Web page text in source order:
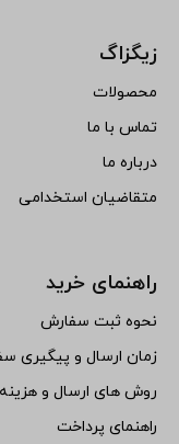
زیگزاگ
محصولات
تماس با ما
درباره ما
متقاضیان استخدامی
راهنمای خرید
نحوه ثبت سفارش
زمان ارسال و پیگیری
روش های ارسال و
راهنمای پرداخت